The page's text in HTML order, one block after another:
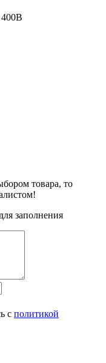
товара, то
заполнения
с политикой